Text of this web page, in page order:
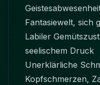
Fantasiewelt, sich
Labiler
seelischem Druck
Unerklärliche
Kopfschmerzen,